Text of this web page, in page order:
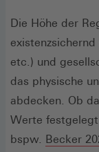
Die Höhe der
etc.) und
das physische
abdecken. Ob
Werte
bspw. Becker